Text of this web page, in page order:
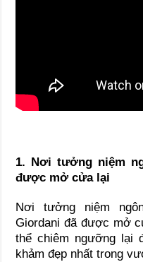
1. Nơi tưởng niệm
được mở cửa lại
Nơi tưởng niệm
Giordani đã được mở
thể chiêm ngưỡng lại
khảm đẹp nhất trong